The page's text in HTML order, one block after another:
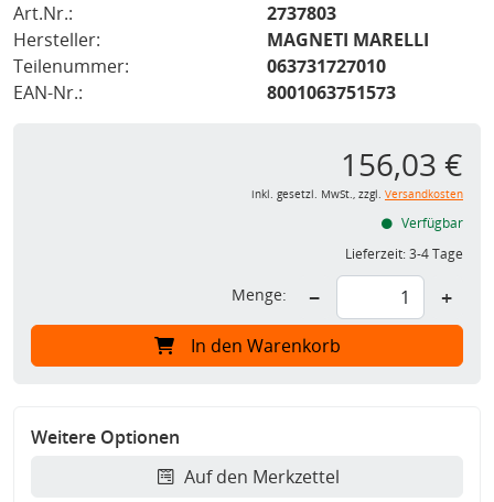
Art.Nr.:
2737803
Hersteller:
MAGNETI MARELLI
Teilenummer:
063731727010
EAN-Nr.:
8001063751573
156,03 €
inkl. gesetzl. MwSt., zzgl. Versandkosten
Verfügbar
Lieferzeit:3-4 Tage
Menge: − +
In den Warenkorb
Weitere Optionen
Auf den Merkzettel